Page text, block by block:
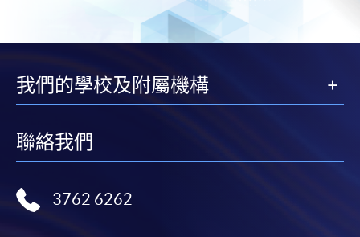
我們的學校及附屬機構
聯絡我們
3762 6262